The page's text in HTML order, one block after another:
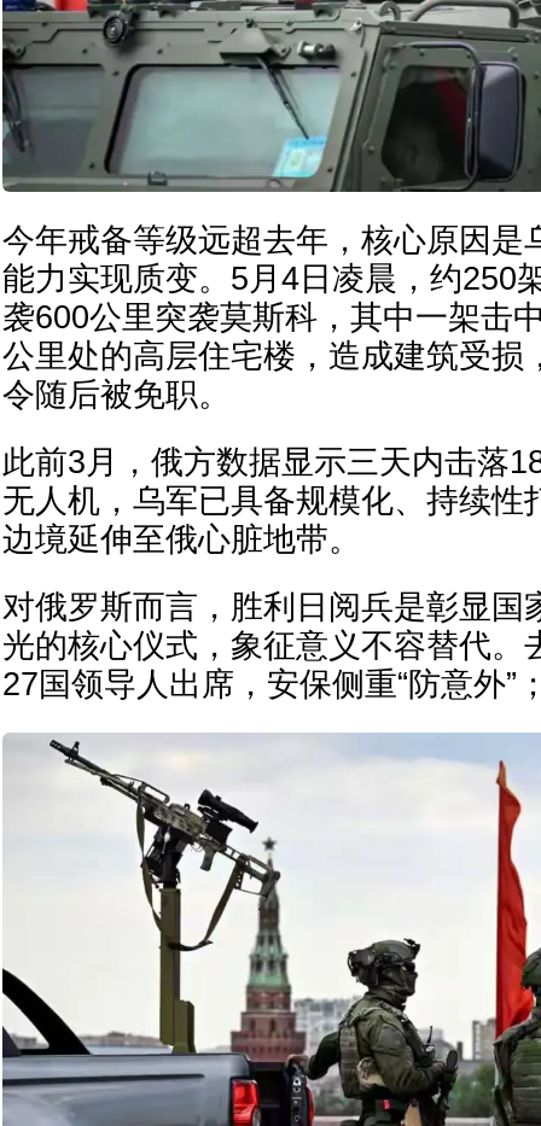
今年戒备等级远超去年，核心原因是
能力实现质变。5月4日凌晨，约250
袭600公里突袭莫斯科，其中一架击
公里处的高层住宅楼，造成建筑受损
令随后被免职。
此前3月，俄方数据显示三天内击落
无人机，乌军已具备规模化、持续性
边境延伸至俄心脏地带。
对俄罗斯而言，胜利日阅兵是彰显国
光的核心仪式，象征意义不容替代。
27国领导人出席，安保侧重“防意外”